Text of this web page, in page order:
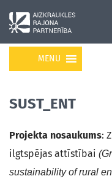
MENU
SUST_ENT
Projekta nosaukums:
ilgtspējas attīstībai
sustainability of rural